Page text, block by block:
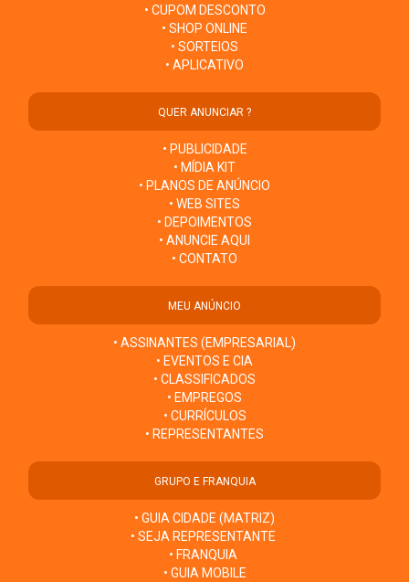
• CUPOM DESCONTO
• SHOP ONLINE
• SORTEIOS
• APLICATIVO
QUER ANUNCIAR ?
• PUBLICIDADE
• MÍDIA KIT
• PLANOS DE ANÚNCIO
• WEB SITES
• DEPOIMENTOS
• ANUNCIE AQUI
• CONTATO
MEU ANÚNCIO
• ASSINANTES (EMPRESARIAL)
• EVENTOS E CIA
• CLASSIFICADOS
• EMPREGOS
• CURRÍCULOS
• REPRESENTANTES
GRUPO E FRANQUIA
• GUIA CIDADE (MATRIZ)
• SEJA REPRESENTANTE
• FRANQUIA
• GUIA MOBILE